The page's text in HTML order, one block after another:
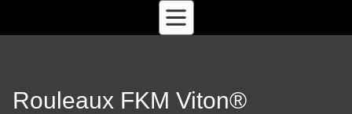
Rouleaux FKM Viton®